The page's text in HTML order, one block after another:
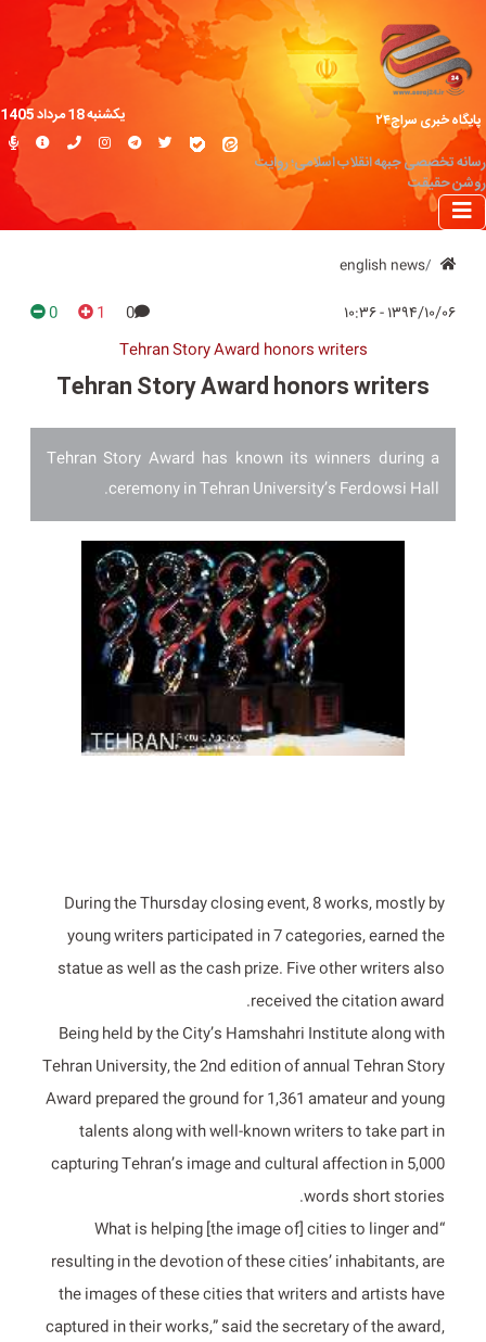
پایگاه خبری سراج۲۴
رسانه تخصصی جبهه انقلاب اسلامی؛ روایت
روشن حقیقت
یکشنبه 18 مرداد 1405
english news
۱۳۹۴/۱۰/۰۶ - ۱۰:۳۶ 0
1
0
Tehran Story Award honors writers
Tehran Story Award honors writers
Tehran Story Award has known its winners during a
ceremony in Tehran University’s Ferdowsi Hall.
During the Thursday closing event, 8 works, mostly by
young writers participated in 7 categories, earned the
statue as well as the cash prize. Five other writers also
received the citation award.
Being held by the City’s Hamshahri Institute along with
Tehran University, the 2nd edition of annual Tehran Story
Award prepared the ground for 1,361 amateur and young
talents along with well-known writers to take part in
capturing Tehran’s image and cultural affection in 5,000
words short stories.
“What is helping [the image of] cities to linger and
resulting in the devotion of these cities’ inhabitants, are
the images of these cities that writers and artists have
captured in their works,” said the secretary of the award,